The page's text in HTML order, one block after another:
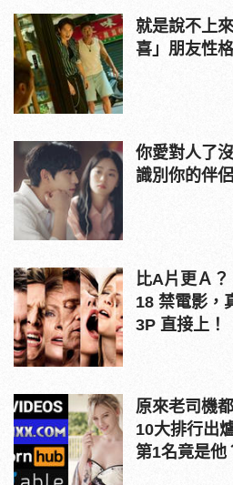
就是說不上
喜」朋友性
你愛對人了
識別你的伴
比A片更Ａ
18 禁電影，
3P 直接上！
原來老司機
10大排行出
第1名竟是他